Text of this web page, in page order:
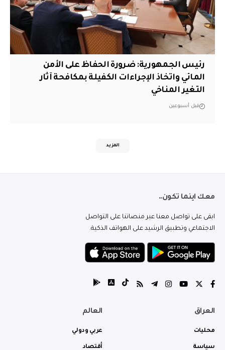
رئيس الجمهورية: ضرورة الحفاظ على الأمن
المائي واتخاذ الإجراءات الكفيلة بمكافحة آثار
التغير المناخي
قبل أسبوعين
المزيد
معك اينما تكون..
ابقى على تواصل معنا عبر منصاتنا على التواصل
الاجتماعي وتطبيق الرشيد على الهواتف الذكية.
العراق
محليات
سياسة
العالم
عربي ودولي
أقتصاد